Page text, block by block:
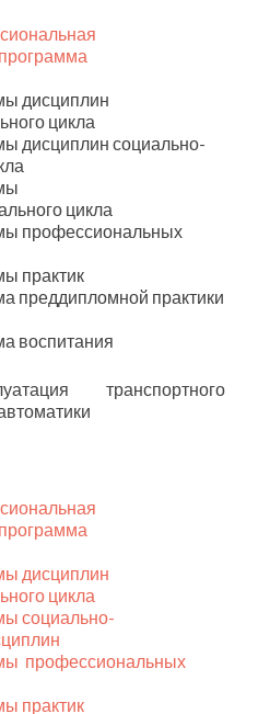
дисциплин
цикла
дисциплин социально-
цикла
профессиональных
практик
преддипломной практики
воспитания
транспортного
дисциплин
цикла
социально-
профессиональных
практик